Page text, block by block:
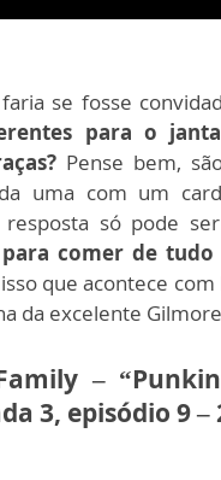
se fosse
para o
Pense bem,
uma com um
só pode
comer de
que acontece com
da excelente
–
3, episódio 9 –